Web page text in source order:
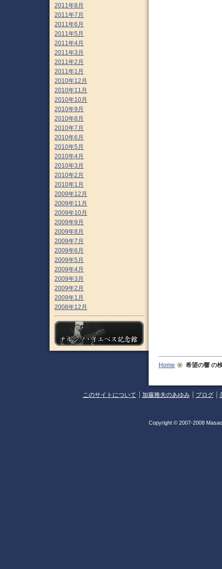
2011年8月
2011年7月
2011年6月
2011年5月
2011年4月
2011年3月
2011年2月
2011年1月
2010年12月
2010年11月
2010年10月
2010年9月
2010年8月
2010年7月
2010年6月
2010年5月
2010年4月
2010年3月
2010年2月
2010年1月
2009年12月
2009年11月
2009年10月
2009年9月
2009年8月
2009年7月
2009年6月
2009年5月
2009年4月
2009年3月
2009年2月
2009年1月
2008年12月
Home 希望の響 の
このサイトについて 加藤雅夫のあゆみ ブログ
Copyright © 2007-2008